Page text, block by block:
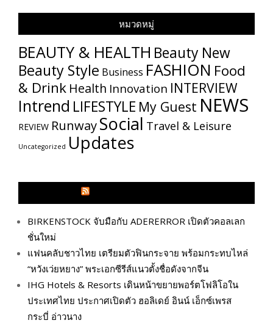
หมวดหมู่
BEAUTY & HEALTH Beauty New
Beauty Style Business FASHION Food
& Drink Health Innovation INTERVIEW
Intrend LIFESTYLE My​ Guest NEWS
REVIEW RunwaySocial Travel & Leisure
Uncategorized Updates
BIRKENSTOCK จับมือกับ ADERERROR เปิดตัวคอลเลก
ชั่นใหม่
แฟนคลับชาวไทย เตรียมตัวฟินกระจาย พร้อมกระทบไหล่
“หวังเว่ยหยาง” พระเอกซีรีส์แนวตั้งชื่อดังจากจีน
IHG Hotels & Resorts เดินหน้าขยายพอร์ตโฟลิโอใน
ประเทศไทย ประกาศเปิดตัว ฮอลิเดย์ อินน์ เอ็กซ์เพรส
กระบี่ อ่าวนาง